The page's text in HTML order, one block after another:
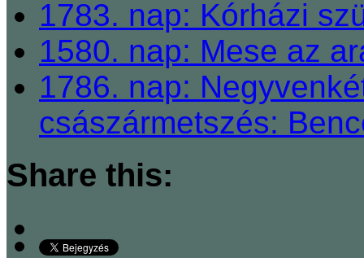
1783. nap: Kórházi
1580. nap: Mese az
1786. nap:
császármetszés:
Share this: